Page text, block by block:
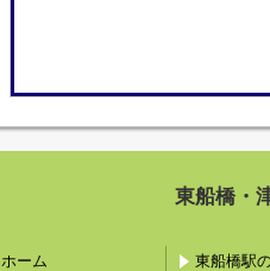
東船橋・
ホーム
東船橋駅